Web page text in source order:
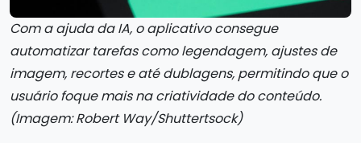
Com a ajuda da IA, o aplicativo consegue
automatizar tarefas como legendagem, ajustes de
imagem, recortes e até dublagens, permitindo que o
usuário foque mais na criatividade do conteúdo.
(Imagem: Robert Way/Shuttertsock)